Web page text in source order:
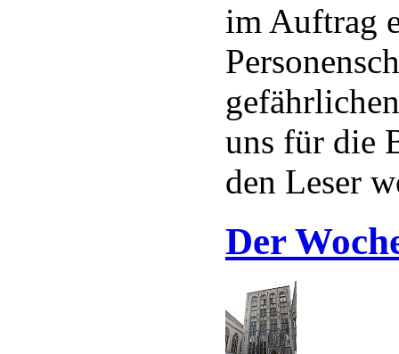
im Auftrag
uns für die
den Leser
Der